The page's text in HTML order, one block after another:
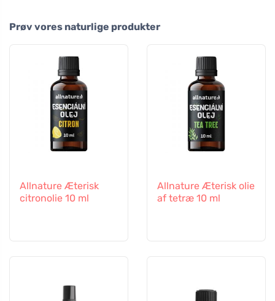
Prøv vores naturlige produkter
Allnature Æterisk
citronolie 10 ml
Allnature Æterisk olie
af tetræ 10 ml